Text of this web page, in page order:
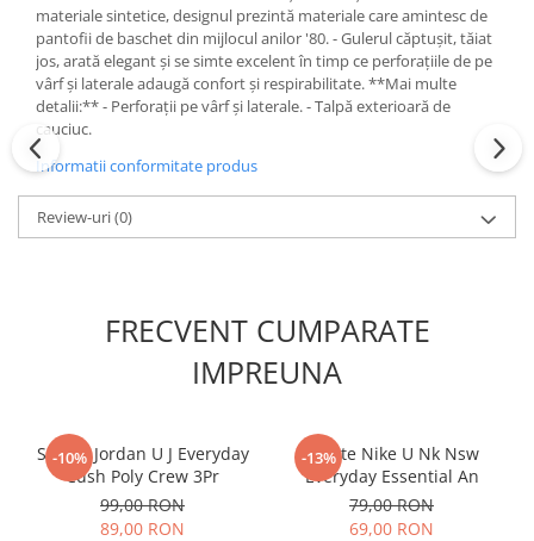
materiale sintetice, designul prezintă materiale care amintesc de
pantofii de baschet din mijlocul anilor '80. - Gulerul căptușit, tăiat
jos, arată elegant și se simte excelent în timp ce perforațiile de pe
vârf și laterale adaugă confort și respirabilitate. **Mai multe
detalii:** - Perforații pe vârf și laterale. - Talpă exterioară de
cauciuc.
Informatii conformitate produs
Review-uri(0)
FRECVENT CUMPARATE
IMPREUNA
-10%
Sosete Jordan U J Everyday
Cush Poly Crew 3Pr
99,00 RON
89,00 RON
-13%
Sosete Nike U Nk Nsw
Everyday Essential An
79,00 RON
69,00 RON